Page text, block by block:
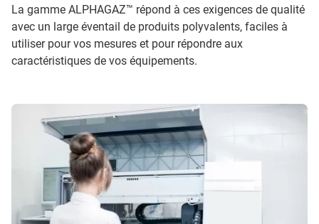
La gamme ALPHAGAZ™ répond à ces exigences de qualité
avec un large éventail de produits polyvalents, faciles à
utiliser pour vos mesures et pour répondre aux
caractéristiques de vos équipements.